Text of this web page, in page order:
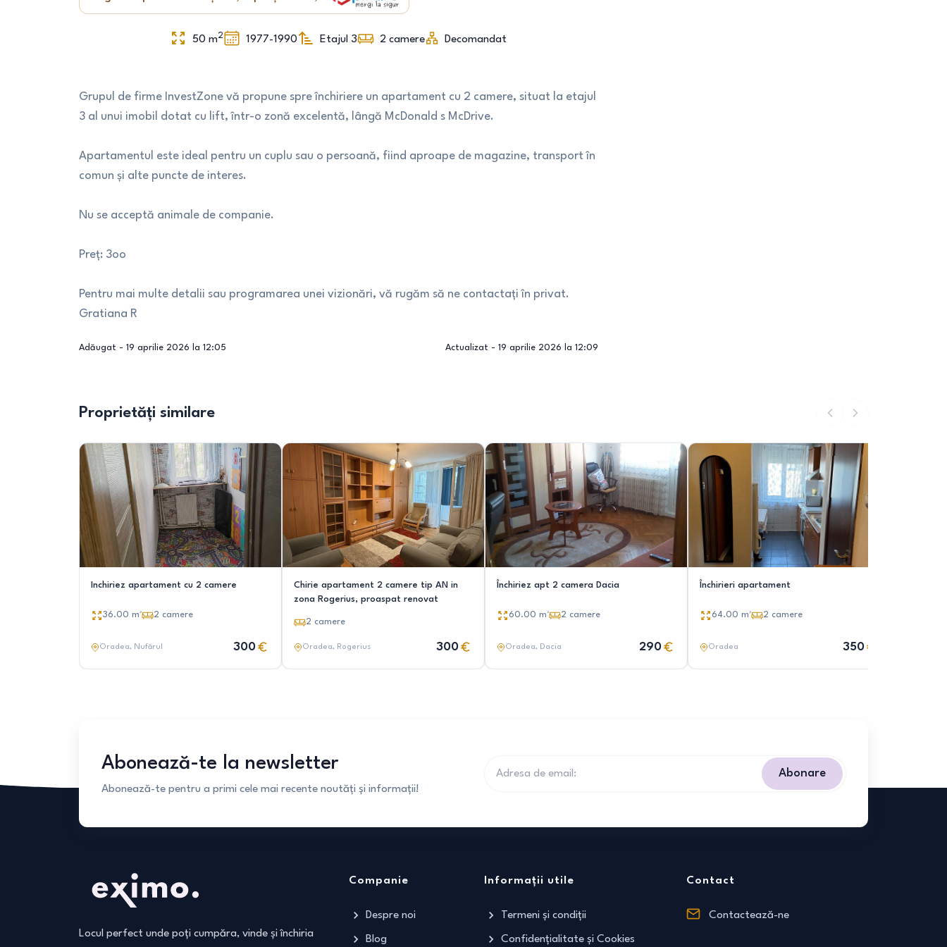
50 m2 1977-1990 Etajul 3 2 camere Decomandat
Grupul de firme InvestZone vă propune spre închiriere un apartament cu 2 camere, situat la etajul
3 al unui imobil dotat cu lift, într-o zonă excelentă, lângă McDonald s McDrive.
Apartamentul este ideal pentru un cuplu sau o persoană, fiind aproape de magazine, transport în
comun și alte puncte de interes.
Nu se acceptă animale de companie.
Preț: 3oo
Pentru mai multe detalii sau programarea unei vizionări, vă rugăm să ne contactați în privat.
Gratiana R
Adăugat - 19 aprilie 2026 la 12:05 Actualizat - 19 aprilie 2026 la 12:09
Proprietăți similare
Inchiriez apartament cu 2 camere
36.00 m² 2 camere
Oradea, Nufărul 300
Chirie apartament 2 camere tip AN in
zona Rogerius, proaspat renovat
2 camere
Oradea, Rogerius 300
Închiriez apt 2 camera Dacia
60.00 m² 2 camere
Oradea, Dacia 290
Închirieri apartament
64.00 m² 2 camere
Oradea 350
Abonează-te la newsletter
Abonează-te pentru a primi cele mai recente noutăți și informații!
Abonare
Locul perfect unde poți cumpăra, vinde și închiria
Companie
Despre noi
Blog
Informații utile
Termeni și condiții
Confidențialitate și Cookies
Contact
Contactează-ne